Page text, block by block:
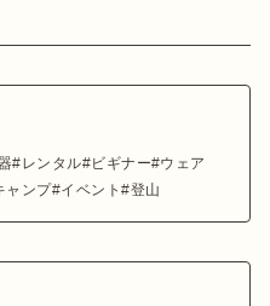
レンタル ビギナー
ウェア
ャンプ イベント 登山